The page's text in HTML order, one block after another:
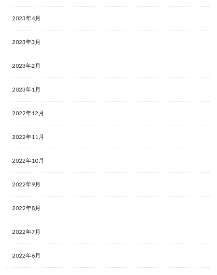
2023年4月
2023年3月
2023年2月
2023年1月
2022年12月
2022年11月
2022年10月
2022年9月
2022年8月
2022年7月
2022年6月